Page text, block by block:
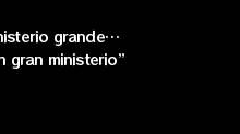
grande…
gran ministerio”